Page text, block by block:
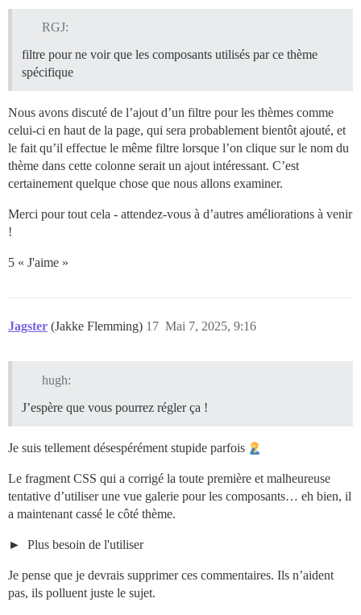
RGJ:
filtre pour ne voir que les composants utilisés par ce thème
spécifique
Nous avons discuté de l’ajout d’un filtre pour les thèmes comme
celui-ci en haut de la page, qui sera probablement bientôt ajouté, et
le fait qu’il effectue le même filtre lorsque l’on clique sur le nom du
thème dans cette colonne serait un ajout intéressant. C’est
certainement quelque chose que nous allons examiner.
Merci pour tout cela - attendez-vous à d’autres améliorations à venir
!
5 « J'aime »
Jagster (Jakke Flemming) Mai 7, 2025, 9:16
17
hugh:
J’espère que vous pourrez régler ça !
Je suis tellement désespérément stupide parfois
Le fragment CSS qui a corrigé la toute première et malheureuse
tentative d’utiliser une vue galerie pour les composants… eh bien, il
a maintenant cassé le côté thème.
Plus besoin de l'utiliser
Je pense que je devrais supprimer ces commentaires. Ils n’aident
pas, ils polluent juste le sujet.